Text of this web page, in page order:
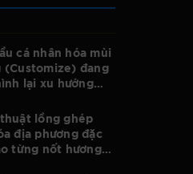
cá nhân hóa mùi
(Customize) đang
lại xu hướng
bộ ngành nến
lồng ghép
địa phương đặc
từng nốt hương